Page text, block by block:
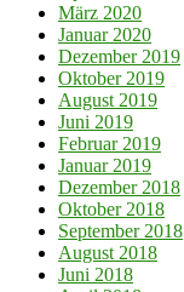
März 2020
Januar 2020
Dezember 2019
Oktober 2019
August 2019
Juni 2019
Februar 2019
Januar 2019
Dezember 2018
Oktober 2018
September 2018
August 2018
Juni 2018